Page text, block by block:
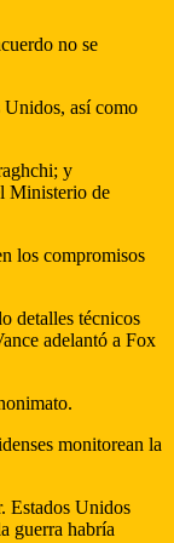
no se
Unidos, así como
y
Ministerio de
los compromisos
detalles técnicos
adelantó a Fox
monitorean la
Estados Unidos
guerra habría